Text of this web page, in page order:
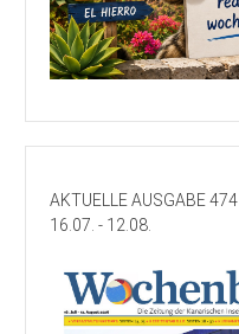
AKTUELLE AUSGABE 474
16.07. - 12.08.